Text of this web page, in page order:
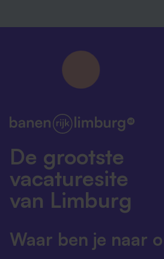
De grootste
vacaturesite
van Limburg
Waar ben je naar